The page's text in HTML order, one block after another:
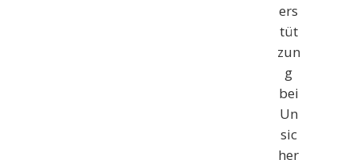
ers
tüt
zun
g
bei
Un
sic
her